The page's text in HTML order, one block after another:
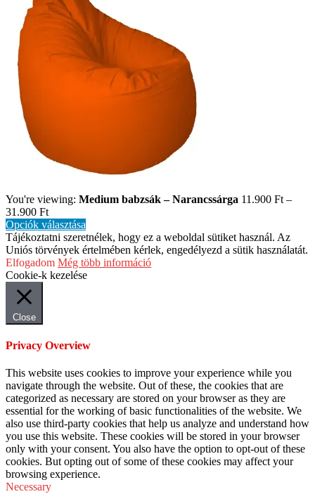
You're viewing: Medium babzsák – Narancssárga 11.900 Ft –
31.900 Ft
Opciók választása
Tájékoztatni szeretnélek, hogy ez a weboldal sütiket használ. Az
Uniós törvények értelmében kérlek, engedélyezd a sütik használatát.
Elfogadom Még több információ
Cookie-k kezelése
Close
Privacy Overview
This website uses cookies to improve your experience while you
navigate through the website. Out of these, the cookies that are
categorized as necessary are stored on your browser as they are
essential for the working of basic functionalities of the website. We
also use third-party cookies that help us analyze and understand how
you use this website. These cookies will be stored in your browser
only with your consent. You also have the option to opt-out of these
cookies. But opting out of some of these cookies may affect your
browsing experience.
Necessary